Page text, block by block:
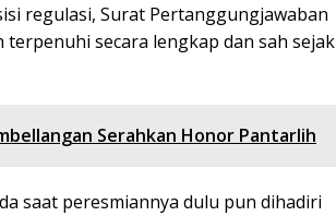
regulasi, Surat Pertanggungjawaban
secara lengkap dan sah sejak
Serahkan Honor Pantarlih
saat peresmiannya dulu pun dihadiri